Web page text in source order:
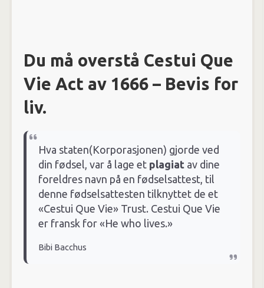
Du må overstå Cestui Que
Vie Act av 1666 – Bevis for
liv.
Hva staten(Korporasjonen) gjorde ved
din fødsel, var å lage et plagiatav dine
foreldres navn på en fødselsattest, til
denne fødselsattesten tilknyttet de et
«Cestui Que Vie» Trust. Cestui Que Vie
er fransk for «He who lives.»
Bibi Bacchus